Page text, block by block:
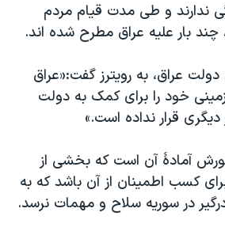
ندارند و طی مدت قیام مردم
چند بار علیه عراق مطرح شده اند.
عراق، به رویترز گفت:«عراق
خود را برای کمک به دولت
قرار نداده است.»
آمادۀ آن است که بخشی از
کسب اطمینان از آن باشد که به
در سوریه سلاح و مهمات نرسد.